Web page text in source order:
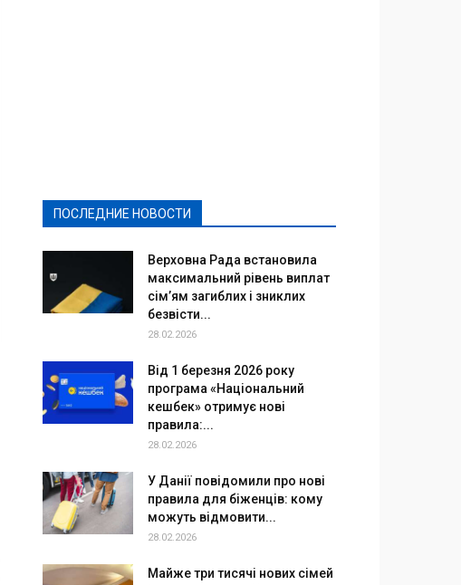
ПОСЛЕДНИЕ НОВОСТИ
Верховна Рада встановила
максимальний рівень виплат
сім’ям загиблих і зниклих
безвісти...
28.02.2026
Від 1 березня 2026 року
програма «Національний
кешбек» отримує нові
правила:...
28.02.2026
У Данії повідомили про нові
правила для біженців: кому
можуть відмовити...
28.02.2026
Майже три тисячі нових сімей